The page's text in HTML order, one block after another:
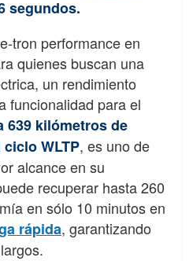
segundos.
tron performance en
quienes buscan una
un rendimiento
funcionalidad para el
639 kilómetros de
WLTP, es uno de
alcance en su
recuperar hasta 260
en sólo 10 minutos en
rápida, garantizando